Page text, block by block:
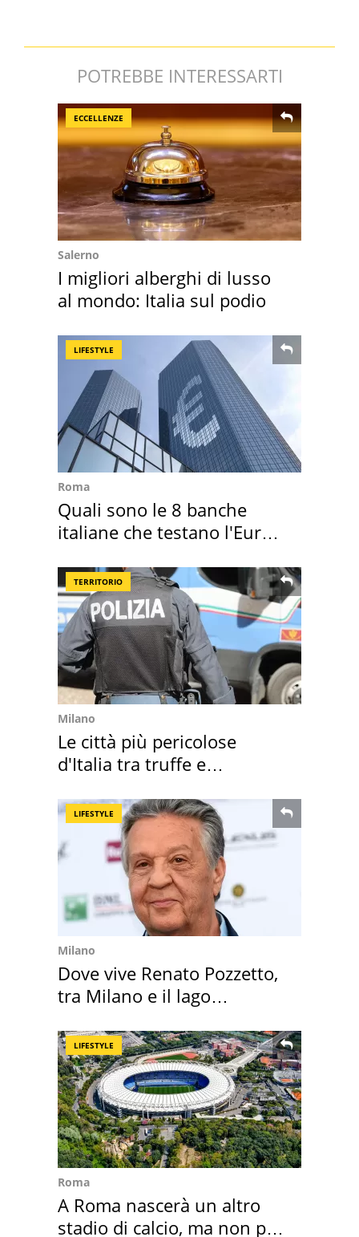
POTREBBE INTERESSARTI
ECCELLENZE
Salerno
I migliori alberghi di lusso
al mondo: Italia sul podio
LIFESTYLE
Roma
Quali sono le 8 banche
italiane che testano l'Euro
TERRITORIO
Milano
Le città più pericolose
d'Italia tra truffe e
LIFESTYLE
Milano
Dove vive Renato Pozzetto,
tra Milano e il lago
LIFESTYLE
Roma
A Roma nascerà un altro
stadio di calcio, ma non per